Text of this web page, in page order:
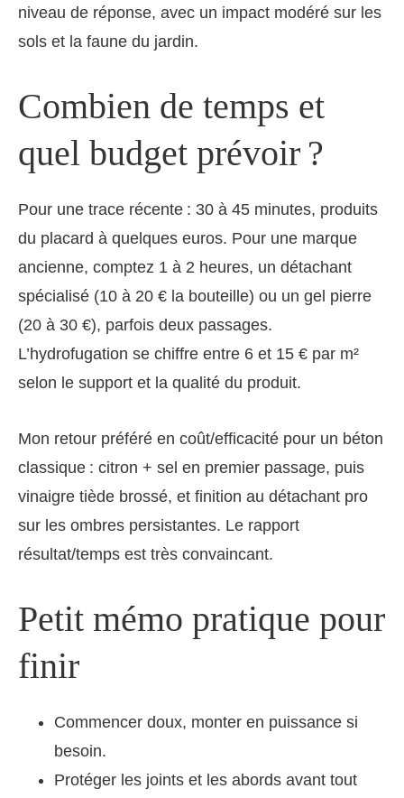
niveau de réponse, avec un impact modéré sur les
sols et la faune du jardin.
Combien de temps et
quel budget prévoir ?
Pour une trace récente : 30 à 45 minutes, produits
du placard à quelques euros. Pour une marque
ancienne, comptez 1 à 2 heures, un détachant
spécialisé (10 à 20 € la bouteille) ou un gel pierre
(20 à 30 €), parfois deux passages.
L’hydrofugation se chiffre entre 6 et 15 € par m²
selon le support et la qualité du produit.
Mon retour préféré en coût/efficacité pour un béton
classique : citron + sel en premier passage, puis
vinaigre tiède brossé, et finition au détachant pro
sur les ombres persistantes. Le rapport
résultat/temps est très convaincant.
Petit mémo pratique pour
finir
Commencer doux, monter en puissance si
besoin.
Protéger les joints et les abords avant tout